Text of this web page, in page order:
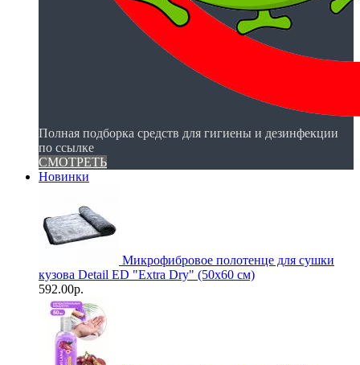
Полная подборка средств для гигиены и дезинфекции
по ссылке
СМОТРЕТЬ
Новинки
Микрофибровое полотенце для сушки
кузова Detail ED "Extra Dry" (50х60 см)
592.00р.